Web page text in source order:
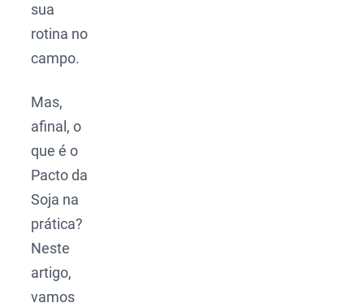
sua
rotina no
campo.
Mas,
afinal, o
que é o
Pacto da
Soja na
prática?
Neste
artigo,
vamos